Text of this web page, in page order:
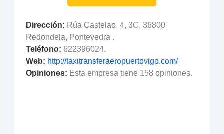
Dirección: Rúa Castelao, 4, 3C, 36800
Redondela, Pontevedra .
Teléfono: 622396024.
Web: http://taxitransferaeropuertovigo.com/
Opiniones: Esta empresa tiene 158 opiniones.